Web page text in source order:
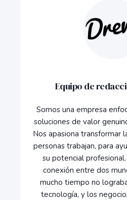
Equipo de
Somos una empresa
soluciones de valor
Nos apasiona transformar
personas trabajan, para
su potencial
conexión entre dos
mucho tiempo no
tecnología, y los